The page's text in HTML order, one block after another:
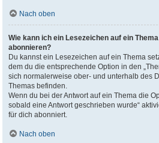
Nach oben
Wie kann ich ein Lesezeichen auf ein
abonnieren?
Du kannst ein Lesezeichen auf ein Thema
dem du die entsprechende Option in den
sich normalerweise ober- und unterhalb des
Themas befinden.
Wenn du bei der Antwort auf ein Thema die
sobald eine Antwort geschrieben wurde“
für dich abonniert.
Nach oben